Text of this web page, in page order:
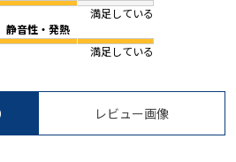
満足している
静音性・発熱
満足している
レビュー画像